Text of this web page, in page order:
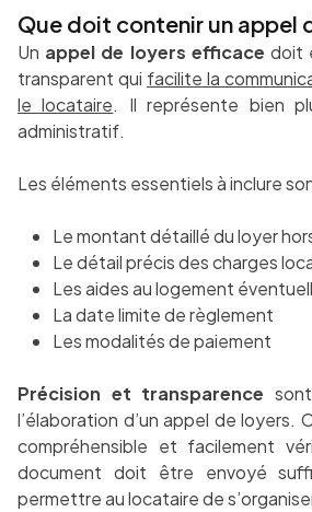
Que doit contenir un appel
Un appel de loyers efficace doit
transparent qui facilite la
le locataire. Il représente bien
administratif.
Les éléments essentiels à inclure
Le montant détaillé du loyer
Le détail précis des charges
Les aides au logement
La date limite de règlement
Les modalités de paiement
Précision et transparence
l’élaboration d’un appel de loyers.
compréhensible et facilement
document doit être envoyé
permettre au locataire de